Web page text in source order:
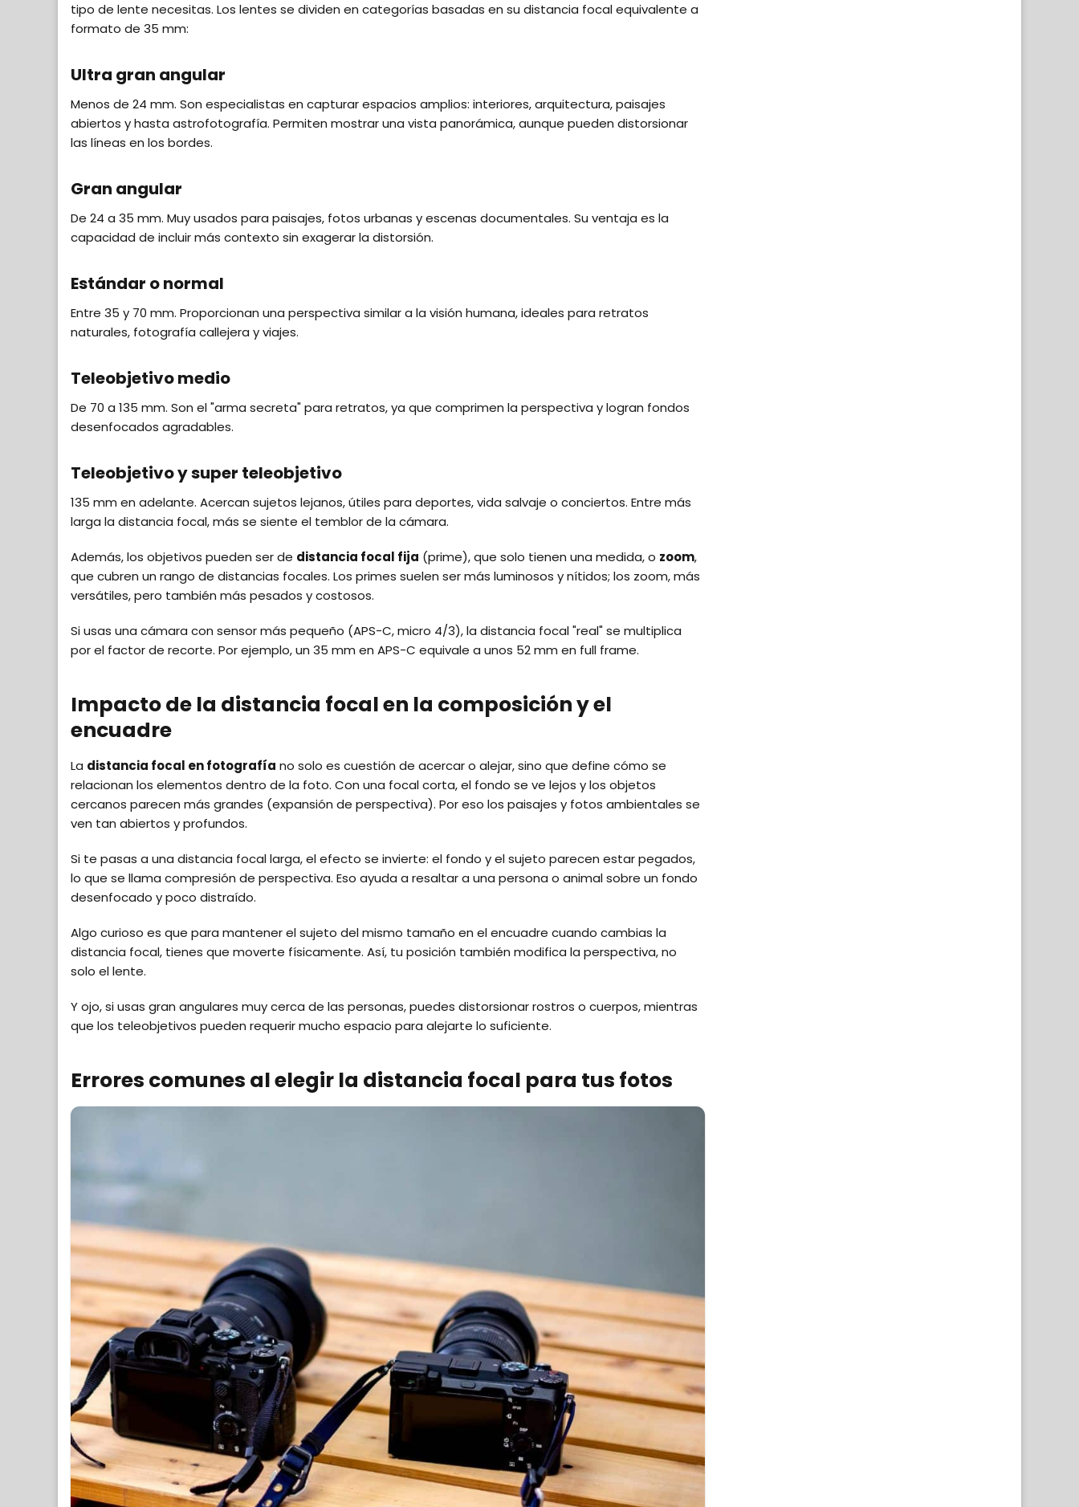
tipo de lente necesitas. Los lentes se dividen en categorías basadas en su distancia focal equivalente a
formato de 35 mm:
Ultra gran angular
Menos de 24 mm. Son especialistas en capturar espacios amplios: interiores, arquitectura, paisajes
abiertos y hasta astrofotografía. Permiten mostrar una vista panorámica, aunque pueden distorsionar
las líneas en los bordes.
Gran angular
De 24 a 35 mm. Muy usados para paisajes, fotos urbanas y escenas documentales. Su ventaja es la
capacidad de incluir más contexto sin exagerar la distorsión.
Estándar o normal
Entre 35 y 70 mm. Proporcionan una perspectiva similar a la visión humana, ideales para retratos
naturales, fotografía callejera y viajes.
Teleobjetivo medio
De 70 a 135 mm. Son el "arma secreta" para retratos, ya que comprimen la perspectiva y logran fondos
desenfocados agradables.
Teleobjetivo y super teleobjetivo
135 mm en adelante. Acercan sujetos lejanos, útiles para deportes, vida salvaje o conciertos. Entre más
larga la distancia focal, más se siente el temblor de la cámara.
Además, los objetivos pueden ser de distancia focal fija (prime), que solo tienen una medida, o zoom,
que cubren un rango de distancias focales. Los primes suelen ser más luminosos y nítidos; los zoom, más
versátiles, pero también más pesados y costosos.
Si usas una cámara con sensor más pequeño (APS-C, micro 4/3), la distancia focal "real" se multiplica
por el factor de recorte. Por ejemplo, un 35 mm en APS-C equivale a unos 52 mm en full frame.
Impacto de la distancia focal en la composición y el
encuadre
La distancia focal en fotografía no solo es cuestión de acercar o alejar, sino que define cómo se
relacionan los elementos dentro de la foto. Con una focal corta, el fondo se ve lejos y los objetos
cercanos parecen más grandes (expansión de perspectiva). Por eso los paisajes y fotos ambientales se
ven tan abiertos y profundos.
Si te pasas a una distancia focal larga, el efecto se invierte: el fondo y el sujeto parecen estar pegados,
lo que se llama compresión de perspectiva. Eso ayuda a resaltar a una persona o animal sobre un fondo
desenfocado y poco distraído.
Algo curioso es que para mantener el sujeto del mismo tamaño en el encuadre cuando cambias la
distancia focal, tienes que moverte físicamente. Así, tu posición también modifica la perspectiva, no
solo el lente.
Y ojo, si usas gran angulares muy cerca de las personas, puedes distorsionar rostros o cuerpos, mientras
que los teleobjetivos pueden requerir mucho espacio para alejarte lo suficiente.
Errores comunes al elegir la distancia focal para tus fotos